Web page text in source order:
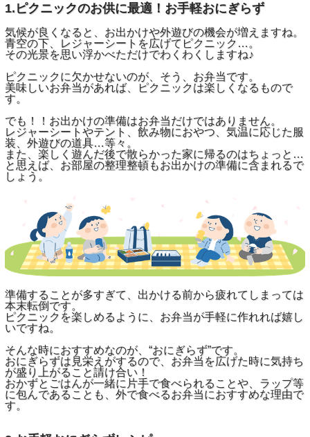
1.ピクニックのお供に最適！お手軽おにぎらず
気候が良くなると、お出かけや外遊びの機会が増えますね。
青空の下、レジャーシートを広げてピクニック…。
その光景を思い浮かべただけでわくわくしますね♪
ピクニックに欠かせないのが、そう、お弁当です。
美味しいお弁当があれば、ピクニックは楽しくなるもので
す。
でも！！お出かけの準備はお弁当だけではありません。
レジャーシートやテント、飲み物におやつ、気温に応じた服
装、外遊びの道具…等々。
また、楽しく遊んだ後で散らかった家に帰るのはちょっと…
と思えば、お部屋の整理整頓もお出かけの準備に含まれるで
しょう。
準備することが多すぎて、出かける前から疲れてしまっては
本末転倒です。
ピクニックを楽しめるように、お弁当が手軽に作れれば嬉し
いですね。
そんな時におすすめなのが、“おにぎらず”です。
おにぎらずは見栄えがするので、お弁当を広げた時に気持ち
が盛り上がること請け合い！
おかずとごはんが一緒に片手で食べられることや、ラップ等
に包んであることも、外で食べるお弁当におすすめな理由で
す。